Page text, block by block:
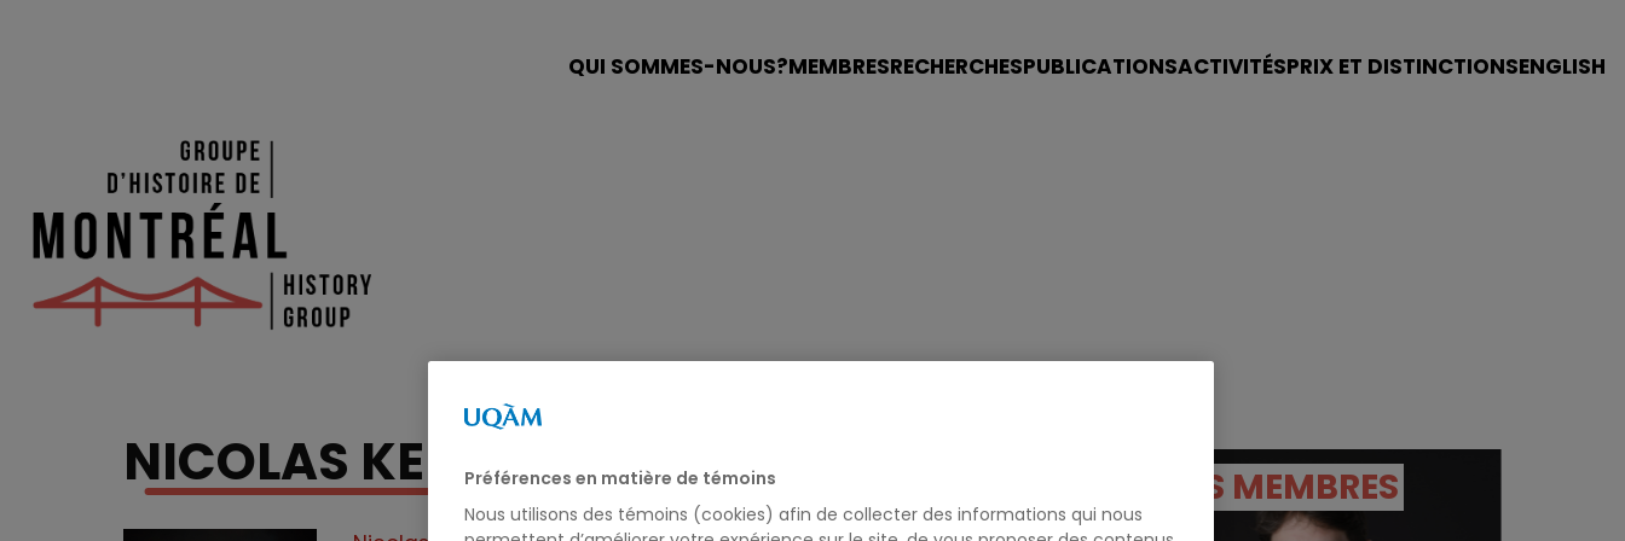
QUI SOMMES-NOUS?MEMBRESRECHERCHESPUBLICATIONSACTIVITÉSPRIX ET DISTINCTIONSENGLISH
NICOLAS KENNY NOS MEMBRES
Préférences en matière de témoins
Nous utilisons des témoins (cookies) afin de collecter des informations qui nous